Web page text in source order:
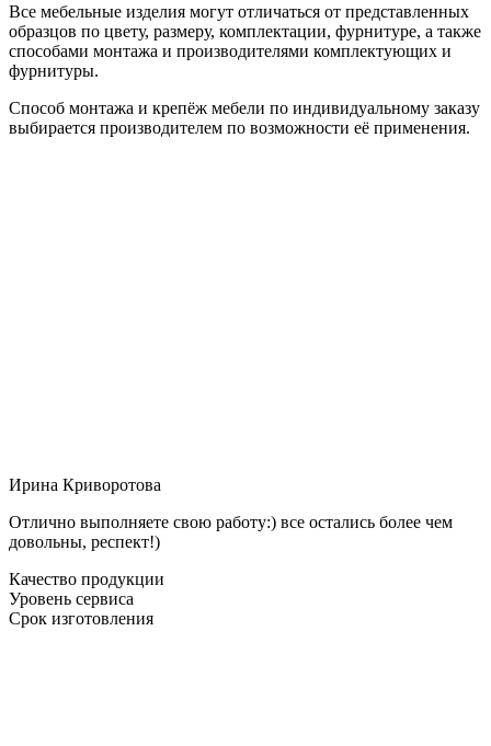
Все мебельные изделия могут отличаться от представленных
образцов по цвету, размеру, комплектации, фурнитуре, а также
способами монтажа и производителями комплектующих и
фурнитуры.
Способ монтажа и крепёж мебели по индивидуальному заказу
выбирается производителем по возможности её применения.
Ирина Криворотова
Отлично выполняете свою работу:) все остались более чем
довольны, респект!)
Качество продукции
Уровень сервиса
Срок изготовления